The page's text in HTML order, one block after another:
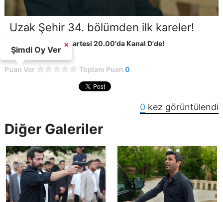
Uzak Şehir 34. bölümden ilk kareler!
Uzak Şehir her pazartesi 20.00'da Kanal D'de!
Puan Ver Toplam Puan 0
0 kez görüntülendi
Diğer Galeriler
Şimdi Oy Ver
×